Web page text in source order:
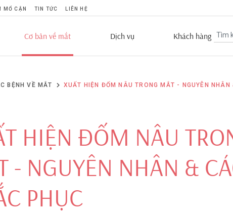
MỔ CẬN TIN TỨC LIÊN HỆ
Cơ bản về mắt Dịch vụ Khách hàng
BỆNH VỀ MẮT XUẤT HIỆN ĐỐM NÂU TRONG MẮT - NGUYÊN NHÂN
HIỆN ĐỐM NÂU
- NGUYÊN NHÂN &
PHỤC